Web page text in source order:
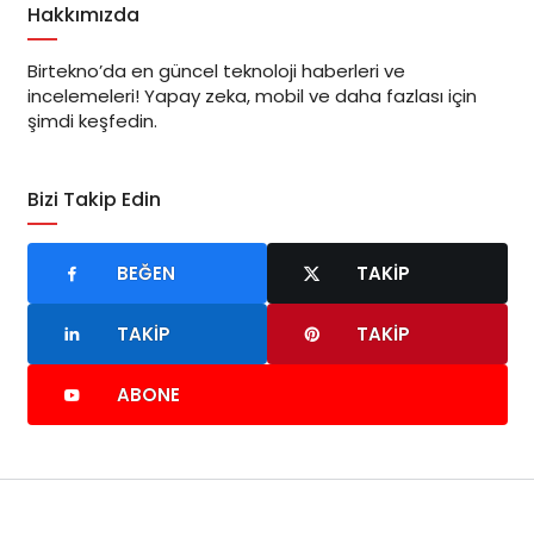
Hakkımızda
Birtekno’da en güncel teknoloji haberleri ve
incelemeleri! Yapay zeka, mobil ve daha fazlası için
şimdi keşfedin.
Bizi Takip Edin
BEĞEN TAKIP
TAKIP TAKIP
ABONE